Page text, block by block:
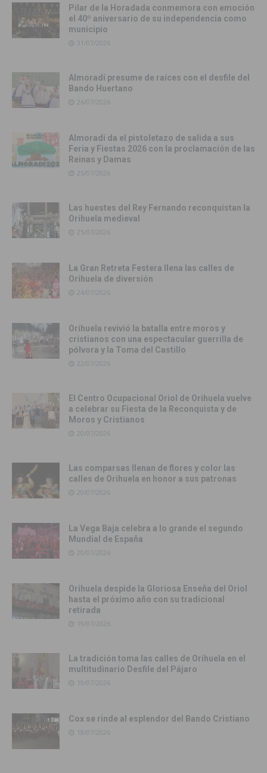
Pilar de la Horadada conmemora con emoción
el 40º aniversario de su independencia como
municipio
31/07/2026
Almoradí presume de raíces con el desfile del
Bando Huertano
26/07/2026
Almoradí da el pistoletazo de salida a sus
Feria y Fiestas 2026 con la proclamación de las
Reinas y Damas
25/07/2026
Las huestes del Rey Fernando reconquistan la
Orihuela medieval
25/07/2026
La Gran Retreta Festera llena las calles de
Orihuela de diversión
24/07/2026
Orihuela revivió la batalla entre moros y
cristianos con una espectacular guerrilla de
pólvora y la Toma del Castillo
22/07/2026
El Centro Ocupacional Oriol de Orihuela vuelve
a celebrar su Fiesta de la Reconquista y de
Moros y Cristianos
20/07/2026
Las comparsas llenan de flores y color las
calles de Orihuela en honor a sus patronas
20/07/2026
La Vega Baja celebra a lo grande el segundo
Mundial de España
20/07/2026
Orihuela despide la Gloriosa Enseña del Oriol
hasta el próximo año con su tradicional
retirada
19/07/2026
La tradición toma las calles de Orihuela en el
multitudinario Desfile del Pájaro
19/07/2026
Cox se rinde al esplendor del Bando Cristiano
18/07/2026